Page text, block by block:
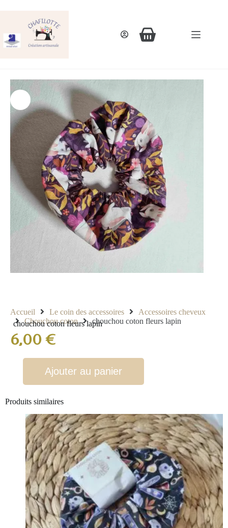
Accueil Le coin des accessoires
Accessoires cheveux
Chouchou coton
chouchou coton fleurs lapin
chouchou coton fleurs lapin
6,00€
Ajouter au panier
Produits similaires